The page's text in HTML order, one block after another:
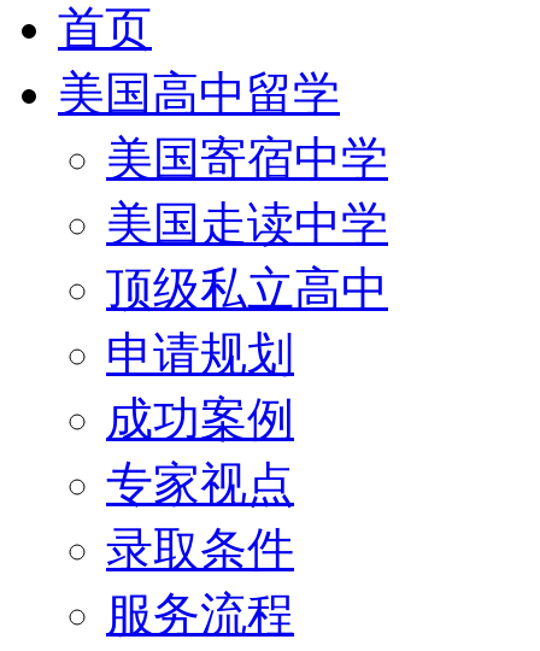
首页
美国高中留学
美国寄宿中学
美国走读中学
顶级私立高中
申请规划
成功案例
专家视点
录取条件
服务流程